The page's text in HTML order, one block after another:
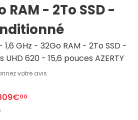
RAM - 2To SSD -
GHz - 32Go RAM - 2To SSD -
620 - 15,6 pouces AZERTY
votre avis
00